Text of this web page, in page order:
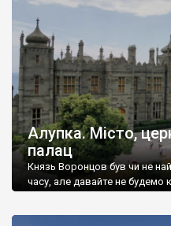
Алупка. Місто,
палац
Князь Воронцов був чи не
часу, але давайте не